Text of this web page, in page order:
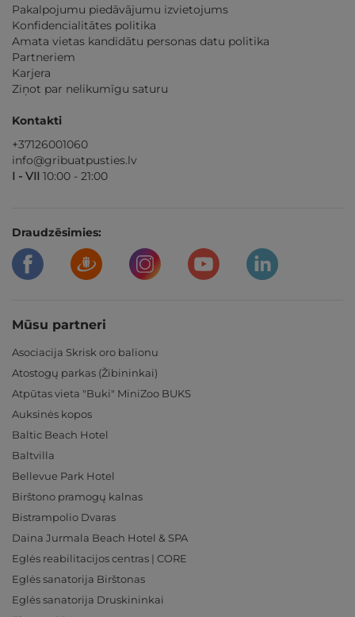
Pakalpojumu piedāvājumu izvietojums
Konfidencialitātes politika
Amata vietas kandidātu personas datu politika
Partneriem
Karjera
Ziņot par nelikumīgu saturu
Kontakti
+37126001060
info@gribuatpusties.lv
I - VII 10:00 - 21:00
Draudzēsimies:
Mūsu partneri
Asociacija Skrisk oro balionu
Atostogų parkas (Žibininkai)
Atpūtas vieta "Buki" MiniZoo BUKS
Auksinės kopos
Baltic Beach Hotel
Baltvilla
Bellevue Park Hotel
Birštono pramogų kalnas
Bistrampolio Dvaras
Daina Jurmala Beach Hotel & SPA
Eglės reabilitacijos centras | CORE
Eglės sanatorija Birštonas
Eglės sanatorija Druskininkai